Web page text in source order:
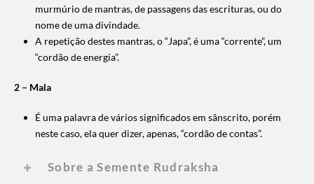
murmúrio de mantras, de passagens das escrituras, ou do
nome de uma divindade.
A repetição destes mantras, o “Japa”, é uma “corrente”, um
“cordão de energia”.
2 – Mala
É uma palavra de vários significados em sânscrito, porém
neste caso, ela quer dizer, apenas, “cordão de contas”.
Sobre a Semente Rudraksha